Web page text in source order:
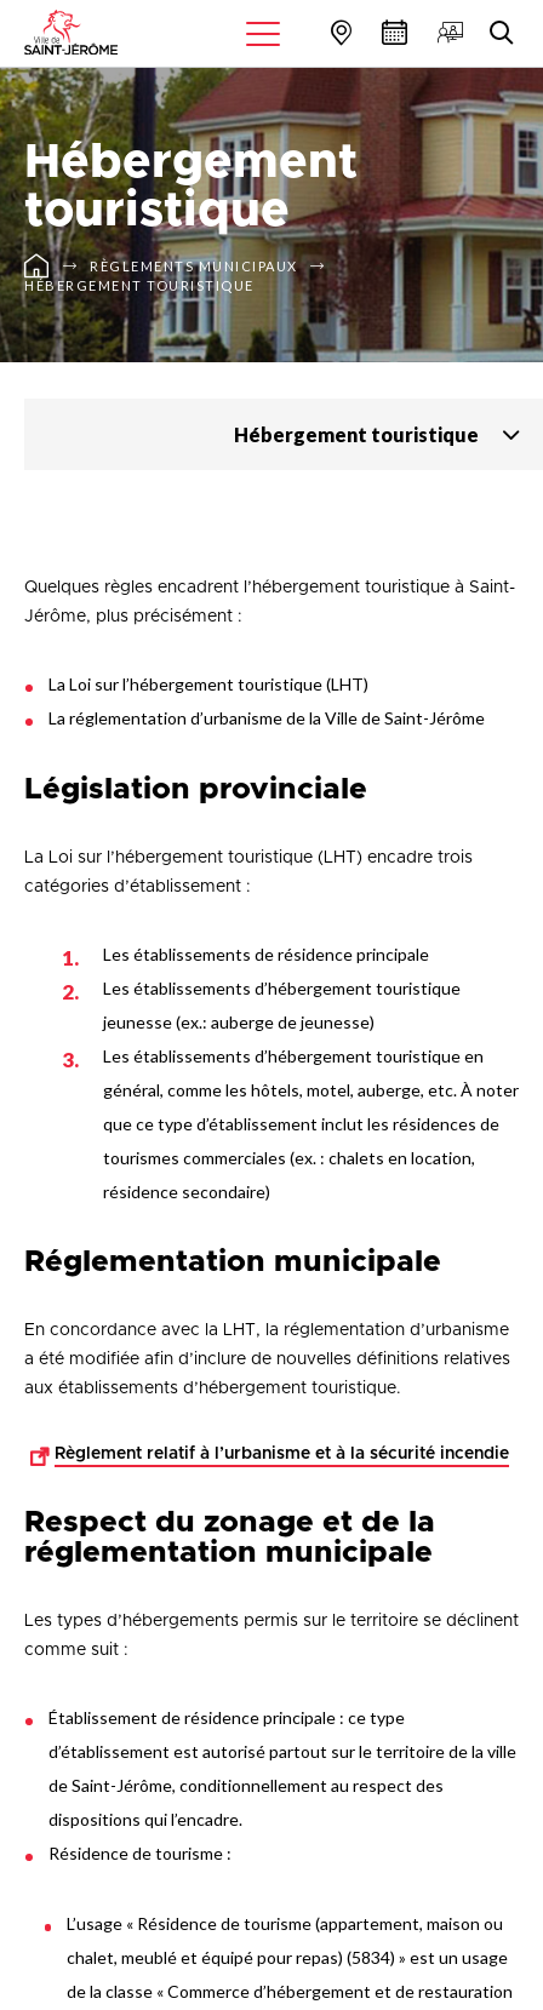
Hébergement
touristique
RÈGLEMENTS MUNICIPAUX
HÉBERGEMENT TOURISTIQUE
Hébergement touristique
Quelques règles encadrent l’hébergement touristique à Saint-
Jérôme, plus précisément :
La Loi sur l’hébergement touristique (LHT)
La réglementation d’urbanisme de la Ville de Saint-Jérôme
Législation provinciale
La Loi sur l’hébergement touristique (LHT) encadre trois
catégories d’établissement :
Les établissements de résidence principale
Les établissements d’hébergement touristique
jeunesse (ex.: auberge de jeunesse)
Les établissements d’hébergement touristique en
général, comme les hôtels, motel, auberge, etc. À noter
que ce type d’établissement inclut les résidences de
tourismes commerciales (ex. : chalets en location,
résidence secondaire)
Réglementation municipale
En concordance avec la LHT, la réglementation d’urbanisme
a été modifiée afin d’inclure de nouvelles définitions relatives
aux établissements d’hébergement touristique.
Règlement relatif à l’urbanisme et à la sécurité incendie
Respect du zonage et de la
réglementation municipale
Les types d’hébergements permis sur le territoire se déclinent
comme suit :
Établissement de résidence principale : ce type
d’établissement est autorisé partout sur le territoire de la ville
de Saint-Jérôme, conditionnellement au respect des
dispositions qui l’encadre.
Résidence de tourisme :
L’usage « Résidence de tourisme (appartement, maison ou
chalet, meublé et équipé pour repas) (5834) » est un usage
de la classe « Commerce d’hébergement et de restauration